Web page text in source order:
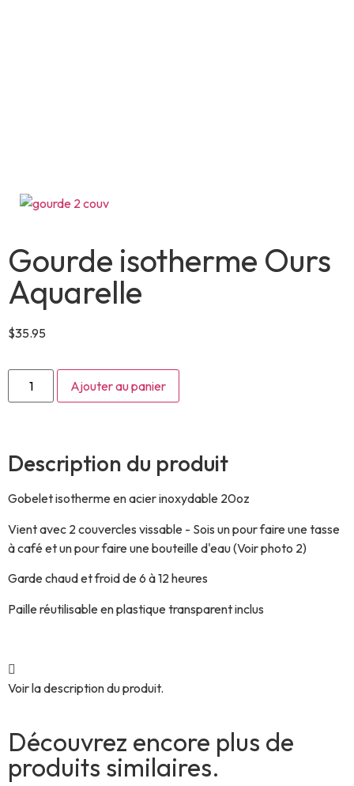
Gourde isotherme Ours
Aquarelle
$35.95
Ajouter au panier
Description du produit
Gobelet isotherme en acier inoxydable 20oz
Vient avec 2 couvercles vissable - Sois un pour faire une tasse
à café et un pour faire une bouteille d'eau (Voir photo 2)
Garde chaud et froid de 6 à 12 heures
Paille réutilisable en plastique transparent inclus
Voir la description du produit.
Découvrez encore plus de
produits similaires.